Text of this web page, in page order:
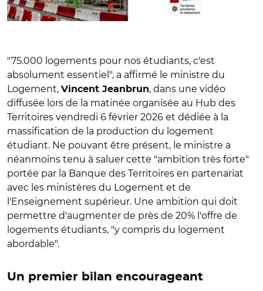
"75.000 logements pour nos étudiants, c'est
absolument essentiel", a affirmé le ministre du
Logement, Vincent Jeanbrun, dans une vidéo
diffusée lors de la matinée organisée au Hub des
Territoires vendredi 6 février 2026 et dédiée à la
massification de la production du logement
étudiant. Ne pouvant être présent, le ministre a
néanmoins tenu à saluer cette "ambition très forte"
portée par la Banque des Territoires en partenariat
avec les ministères du Logement et de
l'Enseignement supérieur. Une ambition qui doit
permettre d'augmenter de près de 20% l'offre de
logements étudiants, "y compris du logement
abordable".
Un premier bilan encourageant